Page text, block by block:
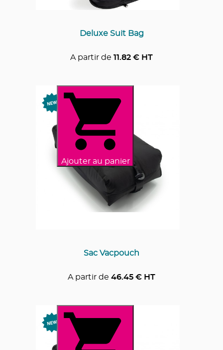
Deluxe Suit Bag
A partir de 11.82 € HT
Ajouter au panier
Sac Vacpouch
A partir de 46.45 € HT